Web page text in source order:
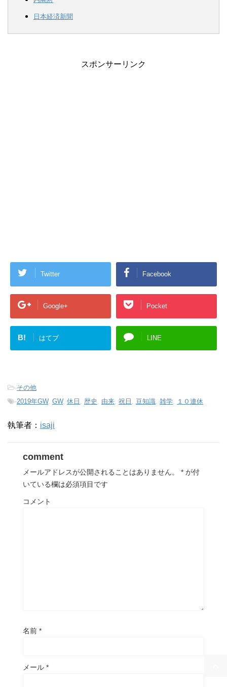
日本経済新聞
スポンサーリンク
Twitter Facebook
Google+ Pocket
B! はてブ LINE
-その他
-2019年GW, GW, 休日 歴史 由来 祝日 豆知識 雑学 １０連休
執筆者： isaji
comment
メールアドレスが公開されることはありません。 * が付
いている欄は必須項目です
コメント
名前 *
メール *